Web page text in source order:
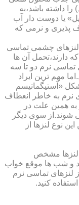
داشته باشد،به
یا دوست دار آب
پذیری و نرمی که
لنزهای چشمی تماسی
دارند،تحمل آن ها
تماسی نرم دو تا سه
مهم ترین ایراد
«آستیگماتیسم
نرم به خاطر انعطاف
همین علت در
شوند.از سوی دیگر
نوع لنزها از
لنزها مشخص
و شب ها موقع خواب
لنزهای تماسی نرم